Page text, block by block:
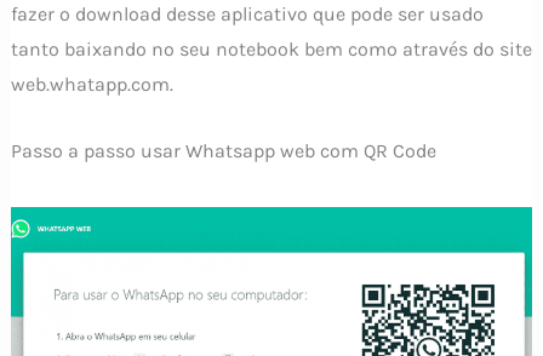
fazer o download desse aplicativo que pode ser usado
tanto baixando no seu notebook bem como através do site
web.whatapp.com.
Passo a passo usar Whatsapp web com QR Code